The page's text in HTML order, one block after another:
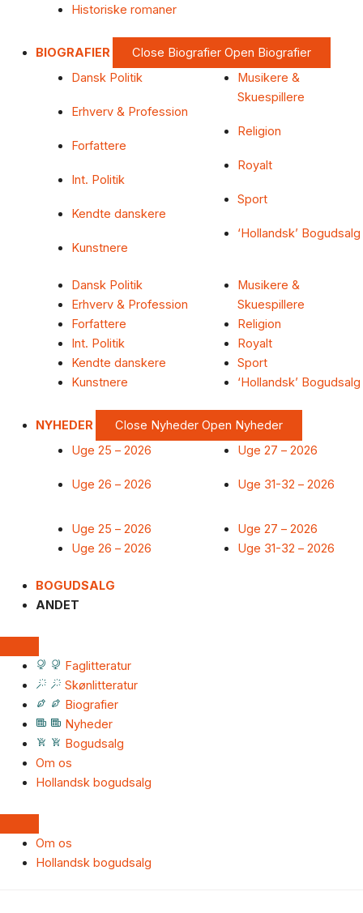
Historiske romaner
BIOGRAFIER Close Biografier Open Biografier
Dansk Politik
Erhverv & Profession
Forfattere
Int. Politik
Kendte danskere
Kunstnere
Musikere &
Skuespillere
Religion
Royalt
Sport
‘Hollandsk’ Bogudsalg
Dansk Politik
Erhverv & Profession
Forfattere
Int. Politik
Kendte danskere
Kunstnere
Musikere &
Skuespillere
Religion
Royalt
Sport
‘Hollandsk’ Bogudsalg
NYHEDER Close Nyheder Open Nyheder
Uge 25 – 2026
Uge 26 – 2026
Uge 27 – 2026
Uge 31-32 – 2026
Uge 25 – 2026
Uge 26 – 2026
Uge 27 – 2026
Uge 31-32 – 2026
BOGUDSALG
ANDET
Faglitteratur
Skønlitteratur
Biografier
Nyheder
Bogudsalg
Om os
Hollandsk bogudsalg
Om os
Hollandsk bogudsalg